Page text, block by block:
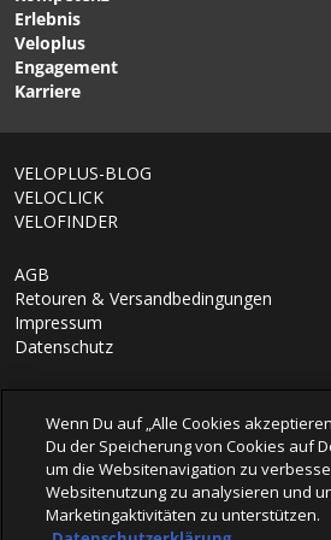
Erlebnis
Veloplus
Engagement
Karriere
VELOPLUS-BLOG
VELOCLICK
VELOFINDER
AGB
Retouren & Versandbedingungen
Impressum
Datenschutz
Wenn Du auf „Alle Cookies
Du der Speicherung von Cookies auf
um die Websitenavigation zu
Websitenutzung zu analysieren und
Marketingaktivitäten zu unterstützen.